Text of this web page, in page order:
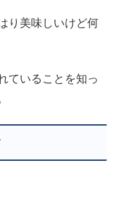
り美味しいけど何
ていることを知っ